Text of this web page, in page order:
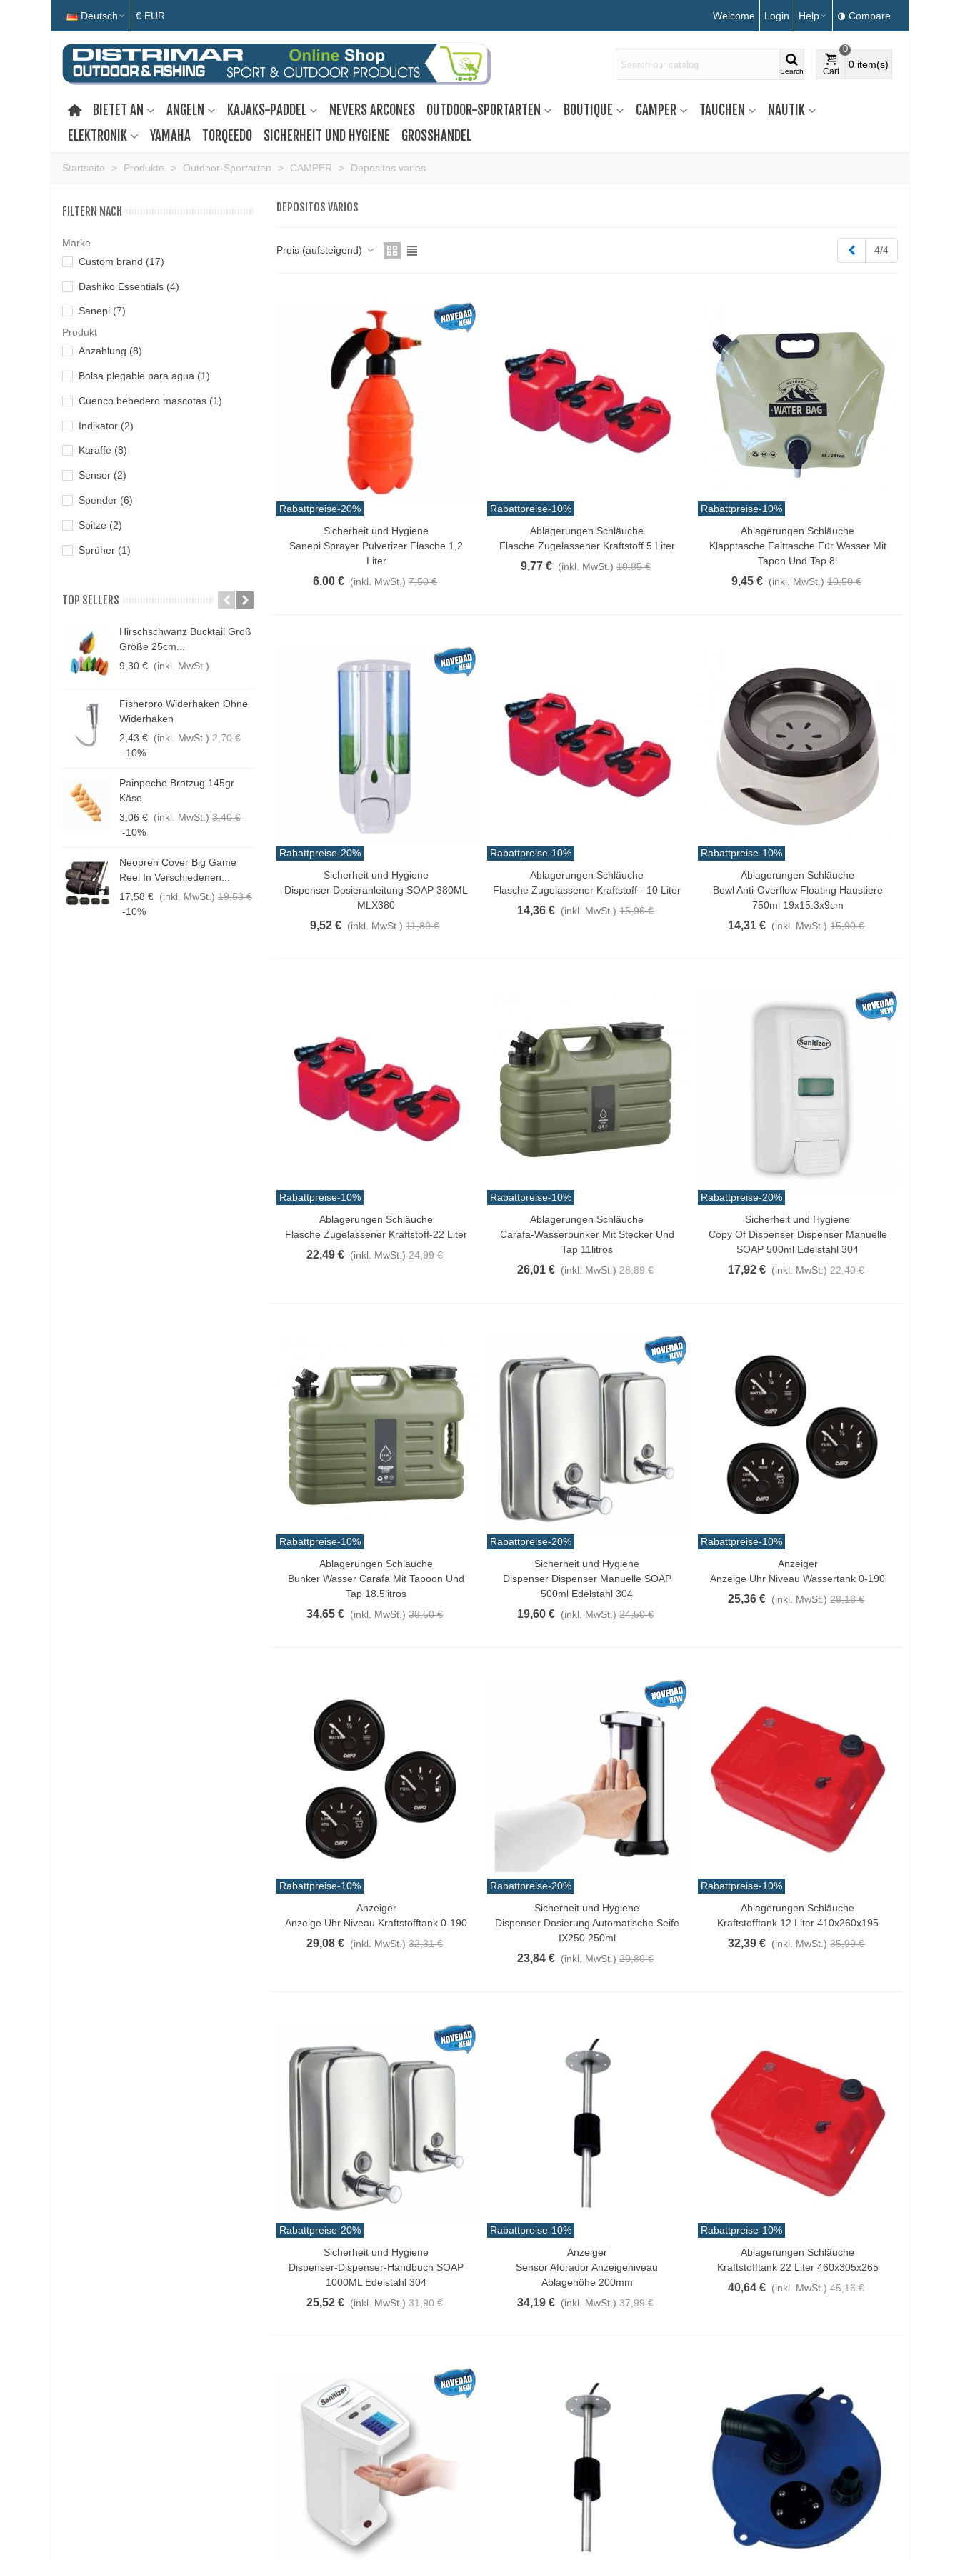
Deutsch € EUR Welcome Login Help Compare
Search Cart
0
0 item(s)
BIETET AN ANGELN KAJAKS-PADDEL NEVERS ARCONES OUTDOOR-SPORTARTEN BOUTIQUE CAMPER TAUCHEN
NAUTIK
ELEKTRONIK
YAMAHA TORQEEDO SICHERHEIT UND HYGIENE GROSSHANDEL
Startseite > Produkte > Outdoor-Sportarten > CAMPER > Depositos varios
FILTERN NACH
Marke
Custom brand (17)
Dashiko Essentials (4)
Sanepi (7)
Produkt
Anzahlung (8)
Bolsa plegable para agua (1)
Cuenco bebedero mascotas (1)
Indikator (2)
Karaffe (8)
Sensor (2)
Spender (6)
Spitze (2)
Sprüher (1)
TOP SELLERS
Hirschschwanz Bucktail Groß
Größe 25cm...
9,30 € (inkl. MwSt.)
Fisherpro Widerhaken Ohne
Widerhaken
2,43 € (inkl. MwSt.) 2,70 €
-10%
Painpeche Brotzug 145gr
Käse
3,06 € (inkl. MwSt.) 3,40 €
-10%
Neopren Cover Big Game
Reel In Verschiedenen...
17,58 € (inkl. MwSt.) 19,53 €
-10%
10,32 € (inkl. MwSt.)
11,47 €
Daiwa D Minnow 152mm
31.5g Farben Mehrere
(inkl. MwSt.)
Echte Seide 10m...
(inkl. MwSt.)
Hirschschwanz Bucktail Extra
Größe 30cm Farben...
13,42 € (inkl. MwSt.)
DEPOSITOS VARIOS
Preis (aufsteigend) Zurück
4/4
Rabattpreise-20%
In Den Warenkorb
Sicherheit und Hygiene
Sanepi Sprayer Pulverizer Flasche 1,2
Liter
6,00 € (inkl. MwSt.) 7,50 €
Rabattpreise-10%
In Den Warenkorb
Ablagerungen Schläuche
Flasche Zugelassener Kraftstoff 5 Liter
9,77 € (inkl. MwSt.) 10,85 €
Rabattpreise-10%
In Den Warenkorb
Ablagerungen Schläuche
Klapptasche Falttasche Für Wasser Mit
Tapon Und Tap 8l
9,45 € (inkl. MwSt.) 10,50 €
Rabattpreise-20%
In Den Warenkorb
Sicherheit und Hygiene
Dispenser Dosieranleitung SOAP 380ML
MLX380
9,52 € (inkl. MwSt.) 11,89 €
Rabattpreise-10%
In Den Warenkorb
Ablagerungen Schläuche
Flasche Zugelassener Kraftstoff - 10 Liter
14,36 € (inkl. MwSt.) 15,96 €
Rabattpreise-10%
In Den Warenkorb
Ablagerungen Schläuche
Bowl Anti-Overflow Floating Haustiere
750ml 19x15.3x9cm
14,31 € (inkl. MwSt.) 15,90 €
Rabattpreise-10%
In Den Warenkorb
Ablagerungen Schläuche
Flasche Zugelassener Kraftstoff-22 Liter
22,49 € (inkl. MwSt.) 24,99 €
Rabattpreise-10%
In Den Warenkorb
Ablagerungen Schläuche
Carafa-Wasserbunker Mit Stecker Und
Tap 11litros
26,01 € (inkl. MwSt.) 28,89 €
Rabattpreise-20%
In Den Warenkorb
Sicherheit und Hygiene
Copy Of Dispenser Dispenser Manuelle
SOAP 500ml Edelstahl 304
17,92 € (inkl. MwSt.) 22,40 €
Rabattpreise-10%
In Den Warenkorb
Ablagerungen Schläuche
Bunker Wasser Carafa Mit Tapoon Und
Tap 18.5litros
34,65 € (inkl. MwSt.) 38,50 €
Rabattpreise-20%
In Den Warenkorb
Sicherheit und Hygiene
Dispenser Dispenser Manuelle SOAP
500ml Edelstahl 304
19,60 € (inkl. MwSt.) 24,50 €
Rabattpreise-10%
In Den WarenkorbAnzeiger
Anzeige Uhr Niveau Wassertank 0-190
25,36 € (inkl. MwSt.) 28,18 €
Rabattpreise-10%
In Den WarenkorbAnzeiger
Anzeige Uhr Niveau Kraftstofftank 0-190
29,08 € (inkl. MwSt.) 32,31 €
Rabattpreise-20%
In Den Warenkorb
Sicherheit und Hygiene
Dispenser Dosierung Automatische Seife
IX250 250ml
23,84 € (inkl. MwSt.) 29,80 €
Rabattpreise-10%
In Den Warenkorb
Ablagerungen Schläuche
Kraftstofftank 12 Liter 410x260x195
32,39 € (inkl. MwSt.) 35,99 €
Rabattpreise-20%
In Den Warenkorb
Sicherheit und Hygiene
Dispenser-Dispenser-Handbuch SOAP
1000ML Edelstahl 304
25,52 € (inkl. MwSt.) 31,90 €
Rabattpreise-10%
In Den WarenkorbAnzeiger
Sensor Aforador Anzeigeniveau
Ablagehöhe 200mm
34,19 € (inkl. MwSt.) 37,99 €
Rabattpreise-10%
In Den Warenkorb
Ablagerungen Schläuche
Kraftstofftank 22 Liter 460x305x265
40,64 € (inkl. MwSt.) 45,16 €